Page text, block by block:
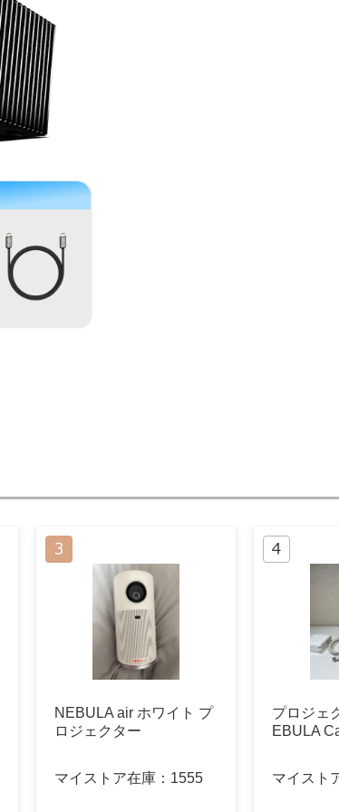
NEBULA air ホワイト プ
ロジェクター
マイストア在庫： 1555
プロジェ
EBULA
マイスト